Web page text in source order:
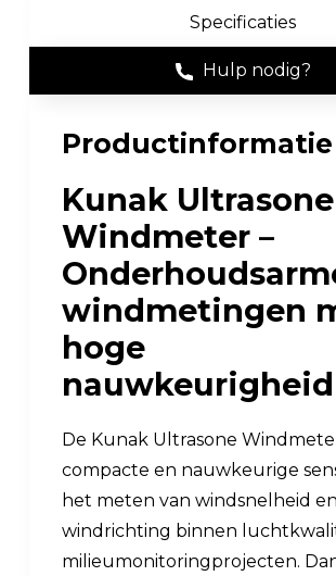
Specificaties
Hulp nodig?
Productinformatie
Kunak Ultrasone
Windmeter –
windmetingen
hoge
nauwkeurigheid
De Kunak Ultrasone
compacte en nauwkeurige
het meten van windsnelheid en
windrichting binnen
milieumonitoringprojecten.